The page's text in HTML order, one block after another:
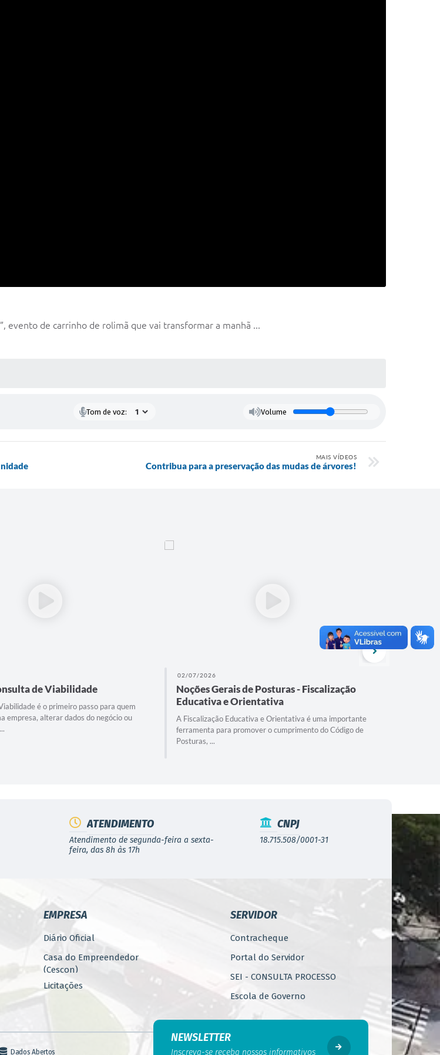
evento de carrinho de rolimã que vai transformar a manhã ...
Tom de voz: Volume
MAIS VÍDEOS
Contribua para a preservação das mudas de árvores!
de Viabilidade
é o primeiro passo para quem
empresa, alterar dados do negócio ou
02/07/2026
Noções Gerais de Posturas - Fiscalização
Educativa e Orientativa
A Fiscalização Educativa e Orientativa é uma importante
ferramenta para promover o cumprimento do Código de
Posturas, ...
ATENDIMENTO
Atendimento de segunda-feira a sexta-
feira, das 8h às 17h
CNPJ
18.715.508/0001-31
EMPRESA
Diário Oficial
Casa do Empreendedor
(Cescon)
Licitações
SERVIDOR
Contracheque
Portal do Servidor
SEI - CONSULTA PROCESSO
Escola de Governo
Código de Ética do Servidor
Público
Dados Abertos
NEWSLETTER
Inscreva-se receba nossos informativos